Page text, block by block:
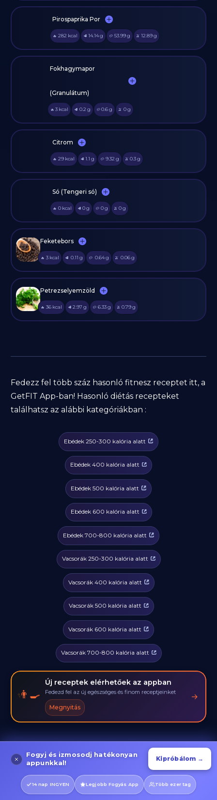
Pirospaprika Por
🔥 282 kcal 🥩 14.14g 🥔 53.99g 🫒 12.89g
Fokhagymapor
(Granulátum)
🔥 3 kcal 🥩 0.2 g 🥔 0.6g 🫒 0g
Citrom
🔥 29 kcal 🥩 1.1 g 🥔 9.32 g 🫒 0.3g
Só (Tengeri só)
🔥 0 kcal 🥩 0g 🥔 0g 🫒 0g
Feketebors
🔥 3 kcal 🥩 0.11 g 🥔 0.64g 🫒 0.06g
Petrezselyemzöld
🔥 36 kcal 🥩 2.97 g 🥔 6.33g 🫒 0.79g
Fedezz fel több száz hasonló fitnesz receptet itt, a
GetFIT App-ban! Hasonló diétás recepteket
találhatsz az alábbi kategóriákban :
Ebédek 250-300 kalória alatt
Ebédek 400 kalória alatt
Ebédek 500 kalória alatt
Ebédek 600 kalória alatt
Ebédek 700-800 kalória alatt
Vacsorák 250-300 kalória alatt
Vacsorák 400 kalória alatt
Vacsorák 500 kalória alatt
Vacsorák 600 kalória alatt
Vacsorák 700-800 kalória alatt
👨‍🍳
Új receptek elérhetőek az appban
Fedezd fel az új egészséges és finom receptjeinket
Megnyitás
→
Fogyj és izmosodj hatékonyan
appunkkal!
Kipróbálom →
14 nap INGYEN Legjobb Fogyás App Több ezer tag